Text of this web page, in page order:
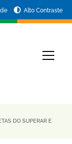
Alto Contraste
DO SUPERAR E